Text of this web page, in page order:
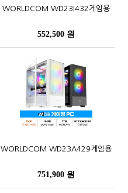
WORLDCOM WD23I432게임용
552,500 원
WORLDCOM WD23A429게임용
751,900 원